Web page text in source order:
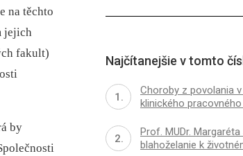
na těchto
jejich
fakult)
by
Najčítanejšie v tomto
Choroby z povolania
klinického
Prof. MUDr.
blahoželanie k